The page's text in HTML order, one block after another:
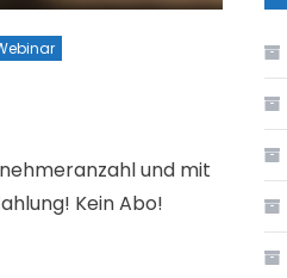
und mit
Kein Abo!